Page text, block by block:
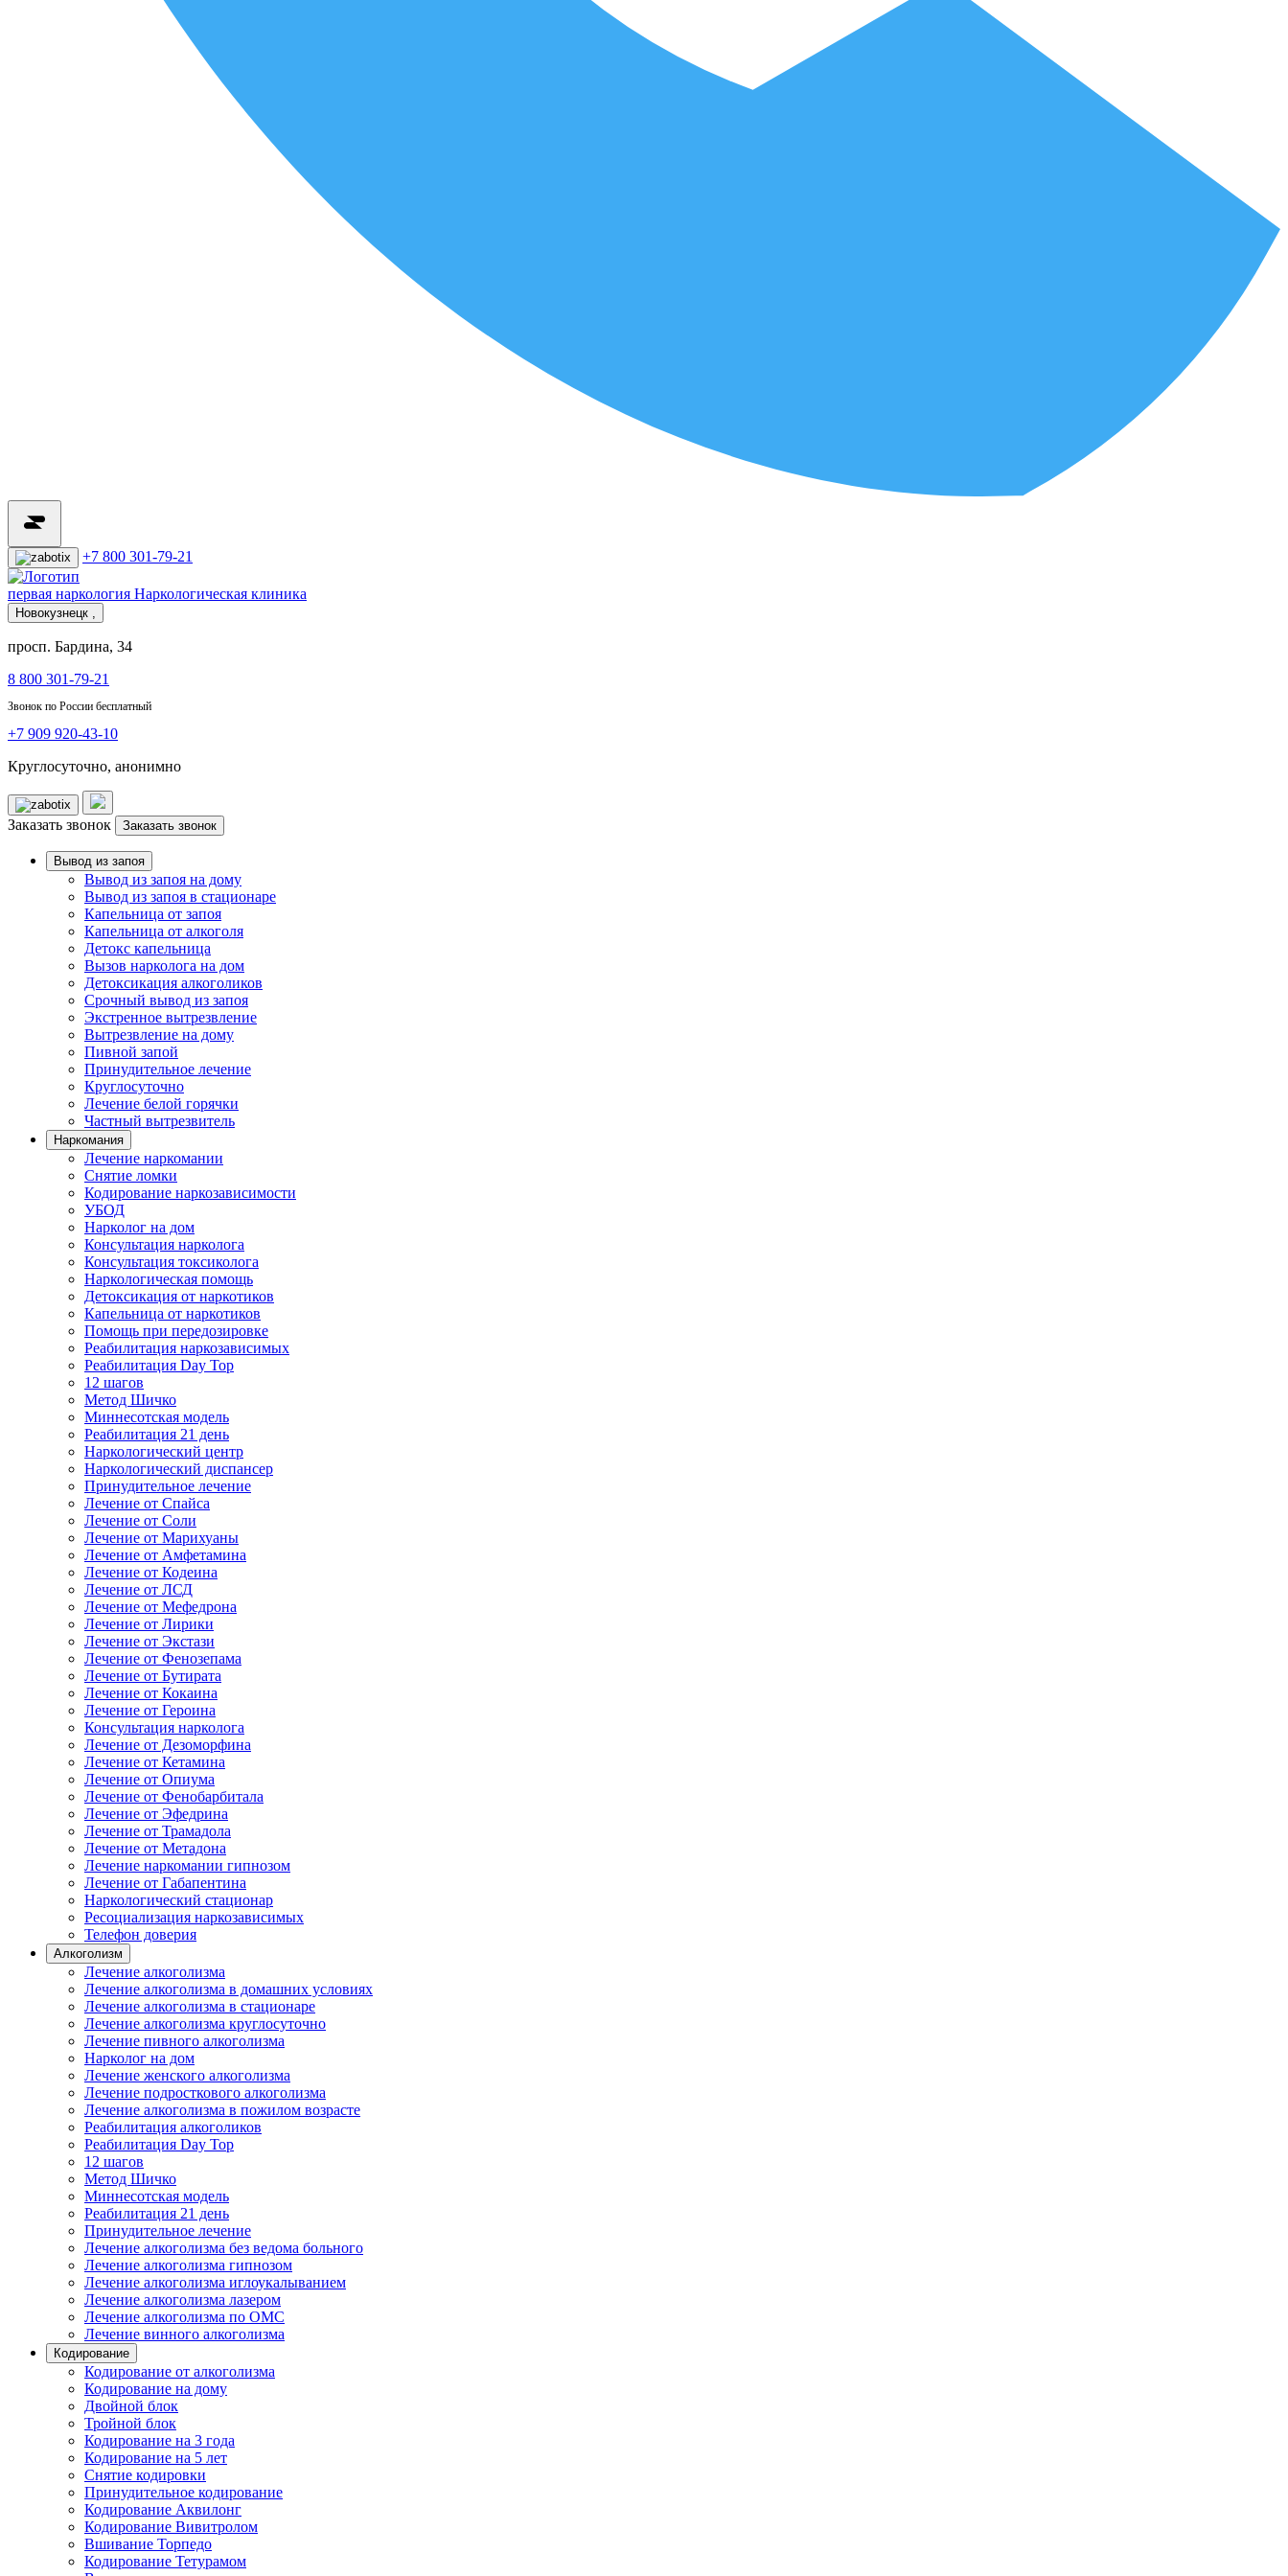
+7 800 301-79-21
первая наркология Наркологическая клиника
Новокузнецк ,
просп. Бардина, 34
8 800 301-79-21
Звонок по России бесплатный
+7 909 920-43-10
Круглосуточно, анонимно
Заказать звонок Заказать звонок
Вывод из запоя
Вывод из запоя на дому
Вывод из запоя в стационаре
Капельница от запоя
Капельница от алкоголя
Детокс капельница
Вызов нарколога на дом
Детоксикация алкоголиков
Срочный вывод из запоя
Экстренное вытрезвление
Вытрезвление на дому
Пивной запой
Принудительное лечение
Круглосуточно
Лечение белой горячки
Частный вытрезвитель
Наркомания
Лечение наркомании
Снятие ломки
Кодирование наркозависимости
УБОД
Нарколог на дом
Консультация нарколога
Консультация токсиколога
Наркологическая помощь
Детоксикация от наркотиков
Капельница от наркотиков
Помощь при передозировке
Реабилитация наркозависимых
Реабилитация Day Top
12 шагов
Метод Шичко
Миннесотская модель
Реабилитация 21 день
Наркологический центр
Наркологический диспансер
Принудительное лечение
Лечение от Спайса
Лечение от Соли
Лечение от Марихуаны
Лечение от Амфетамина
Лечение от Кодеина
Лечение от ЛСД
Лечение от Мефедрона
Лечение от Лирики
Лечение от Экстази
Лечение от Фенозепама
Лечение от Бутирата
Лечение от Кокаина
Лечение от Героина
Консультация нарколога
Лечение от Дезоморфина
Лечение от Кетамина
Лечение от Опиума
Лечение от Фенобарбитала
Лечение от Эфедрина
Лечение от Трамадола
Лечение от Метадона
Лечение наркомании гипнозом
Лечение от Габапентина
Наркологический стационар
Ресоциализация наркозависимых
Телефон доверия
Алкоголизм
Лечение алкоголизма
Лечение алкоголизма в домашних условиях
Лечение алкоголизма в стационаре
Лечение алкоголизма круглосуточно
Лечение пивного алкоголизма
Нарколог на дом
Лечение женского алкоголизма
Лечение подросткового алкоголизма
Лечение алкоголизма в пожилом возрасте
Реабилитация алкоголиков
Реабилитация Day Top
12 шагов
Метод Шичко
Миннесотская модель
Реабилитация 21 день
Принудительное лечение
Лечение алкоголизма без ведома больного
Лечение алкоголизма гипнозом
Лечение алкоголизма иглоукалыванием
Лечение алкоголизма лазером
Лечение алкоголизма по ОМС
Лечение винного алкоголизма
Кодирование
Кодирование от алкоголизма
Кодирование на дому
Двойной блок
Тройной блок
Кодирование на 3 года
Кодирование на 5 лет
Снятие кодировки
Принудительное кодирование
Кодирование Аквилонг
Кодирование Вивитролом
Вшивание Торпедо
Кодирование Тетурамом